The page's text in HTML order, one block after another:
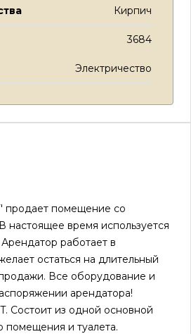
Кирпич
3684
Электричество
помещение со
время используется
работает в
остаться на длительный
Все оборудование и
арендатора!
Состоит из одной основной
помещения и туалета.